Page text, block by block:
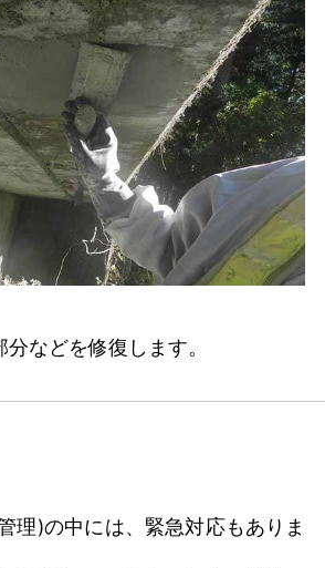
などを修復します。
理)の中には、緊急対応もありま